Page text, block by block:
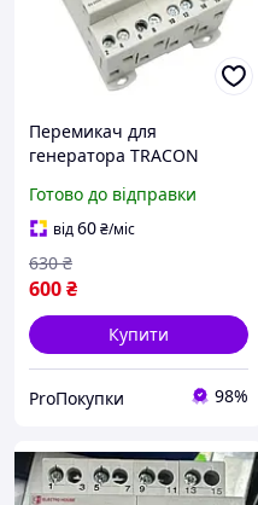
Перемикач для
генератора TRACON
Готово до відправки
від60₴/міс
600₴
630 ₴
Купити
ProПокупки 98%